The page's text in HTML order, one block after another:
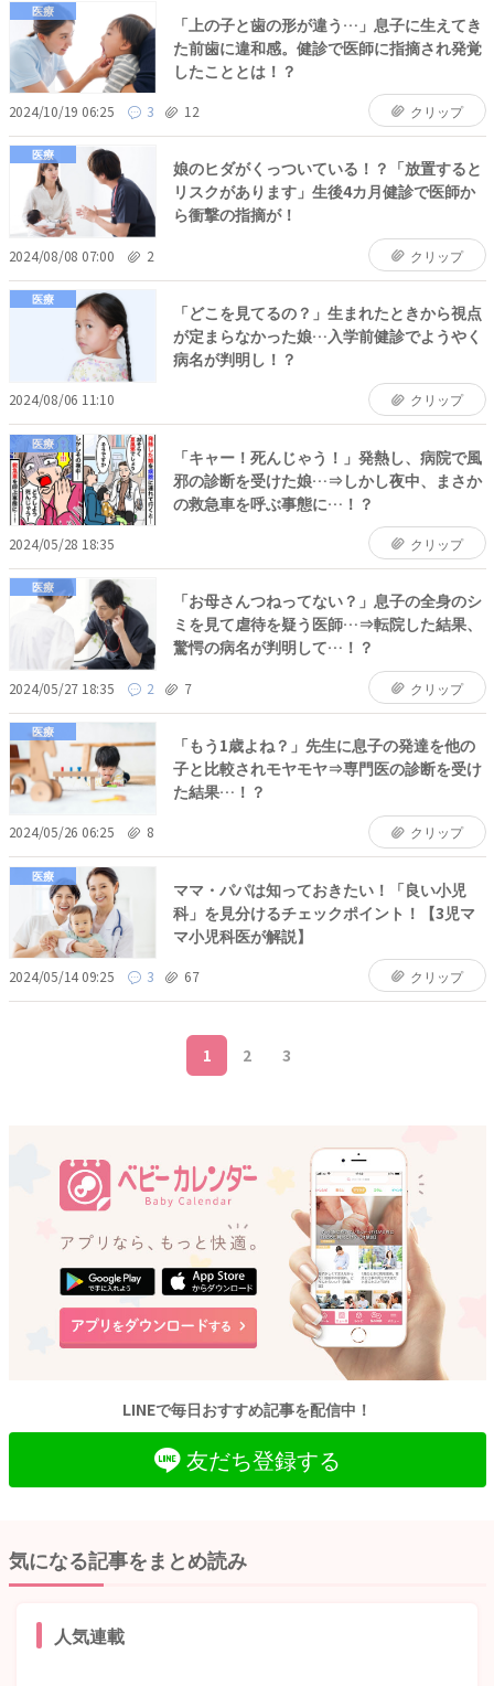
医療
「上の子と歯の形が違う…」息子に生えてき
た前歯に違和感。健診で医師に指摘され発覚
したこととは！？
2024/10/19 06:25 3 12 クリップ
医療
娘のヒダがくっついている！？「放置すると
リスクがあります」生後4カ月健診で医師か
ら衝撃の指摘が！
2024/08/08 07:00 2 クリップ
医療
「どこを見てるの？」生まれたときから視点
が定まらなかった娘…入学前健診でようやく
病名が判明し！？
2024/08/06 11:10 クリップ
医療
「キャー！死んじゃう！」発熱し、病院で風
邪の診断を受けた娘…⇒しかし夜中、まさか
の救急車を呼ぶ事態に…！？
2024/05/28 18:35 クリップ
医療
「お母さんつねってない？」息子の全身のシ
ミを見て虐待を疑う医師…⇒転院した結果、
驚愕の病名が判明して…！？
2024/05/27 18:35 2 7 クリップ
医療
「もう1歳よね？」先生に息子の発達を他の
子と比較されモヤモヤ⇒専門医の診断を受け
た結果…！？
2024/05/26 06:25 8 クリップ
医療
ママ・パパは知っておきたい！「良い小児
科」を見分けるチェックポイント！【3児マ
マ小児科医が解説】
2024/05/14 09:25 3 67 クリップ
1 2 3
LINEで毎日おすすめ記事を配信中！
友だち登録する
気になる記事をまとめ読み
人気連載